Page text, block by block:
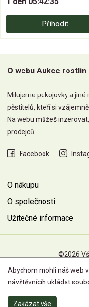
1 den 05:42:35
Přihodit
O webu Aukce rostlin
Milujeme pokojovky a
pěstitelů, kteří si
Na webu můžeš
prodejců.
Facebook
O nákupu
O společnosti
Užitečné informace
©2026
Abychom mohli náš web
návštěvnícíh ukládat
Zakázat vše